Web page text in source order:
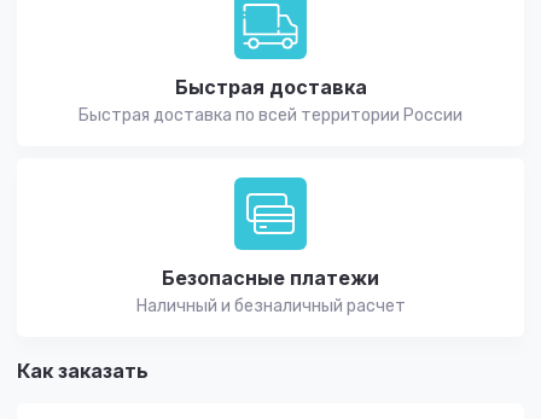
Быстрая доставка
Быстрая доставка по всей территории России
Безопасные платежи
Наличный и безналичный расчет
Как заказать